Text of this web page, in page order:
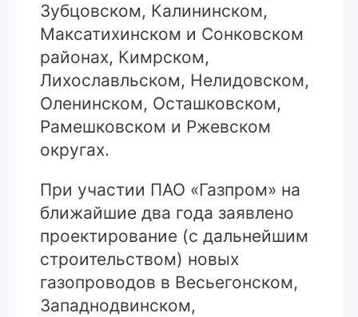
Зубцовском, Калининском,
Максатихинском и Сонковском
районах, Кимрском,
Лихославльском, Нелидовском,
Оленинском, Осташковском,
Рамешковском и Ржевском
округах.
При участии ПАО «Газпром» на
ближайшие два года заявлено
проектирование (с дальнейшим
строительством) новых
газопроводов в Весьегонском,
Западнодвинском,